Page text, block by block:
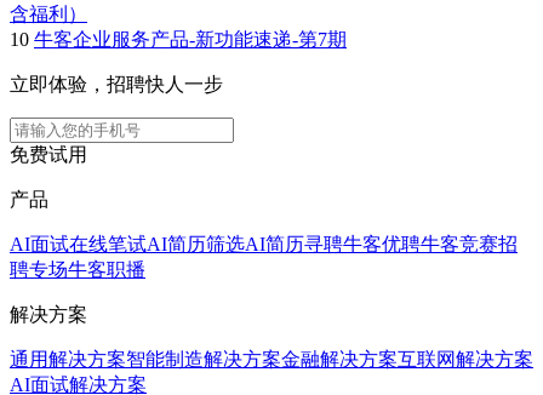
含福利）
10 牛客企业服务产品-新功能速递-第7期
立即体验，招聘快人一步
免费试用
产品
AI面试在线笔试AI简历筛选AI简历寻聘牛客优聘牛客竞赛招
聘专场牛客职播
解决方案
通用解决方案智能制造解决方案金融解决方案互联网解决方案
AI面试解决方案